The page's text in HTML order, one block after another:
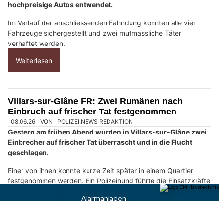
h
?
D
a
n
ä
h
l
e
n
S
e
b
28.07.26 VON POLIZEI.NEWS REDAKTION
Bei einem Einbruch in ein Autohaus haben Unbekannte in der
Nacht auf Dienstag (28.7.2026) in Wetzikon vier
hochpreisige Autos entwendet.
Im Verlauf der anschliessenden Fahndung konnten alle vier
Fahrzeuge sichergestellt und zwei mutmassliche Täter